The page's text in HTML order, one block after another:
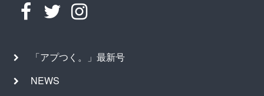
「アプつく。」最新号
NEWS